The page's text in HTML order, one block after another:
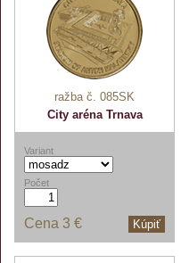
ražba č. 085SK
City aréna Trnava
Variant
Počet
Kúpiť
Cena 3 €